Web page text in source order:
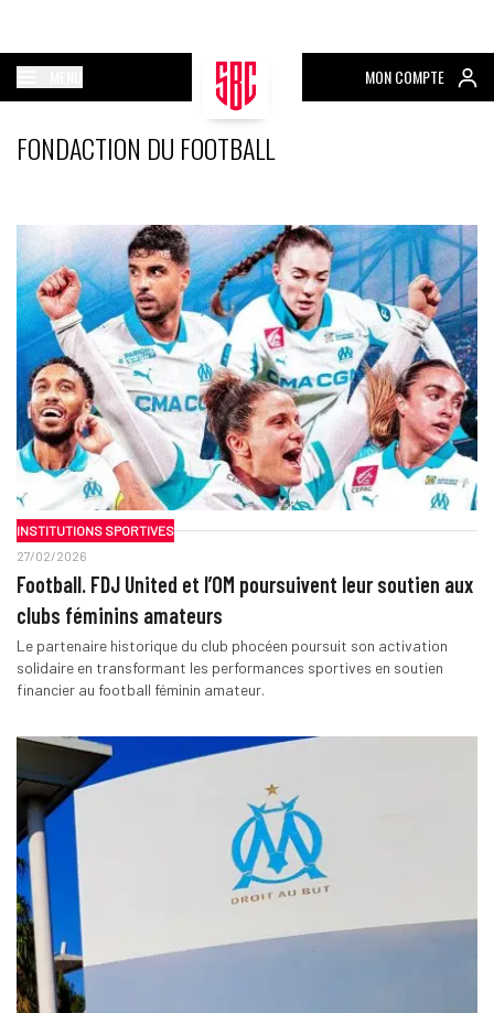
MON COMPTE
FONDACTION DU FOOTBALL
INSTITUTIONS SPORTIVES
27/02/2026
Football. FDJ United et l’OM poursuivent leur soutien aux
clubs féminins amateurs
Le partenaire historique du club phocéen poursuit son activation
solidaire en transformant les performances sportives en soutien
financier au football féminin amateur.